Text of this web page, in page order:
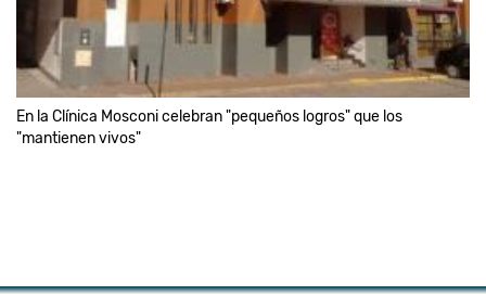
En la Clínica Mosconi celebran "pequeños logros" que los
"mantienen vivos"